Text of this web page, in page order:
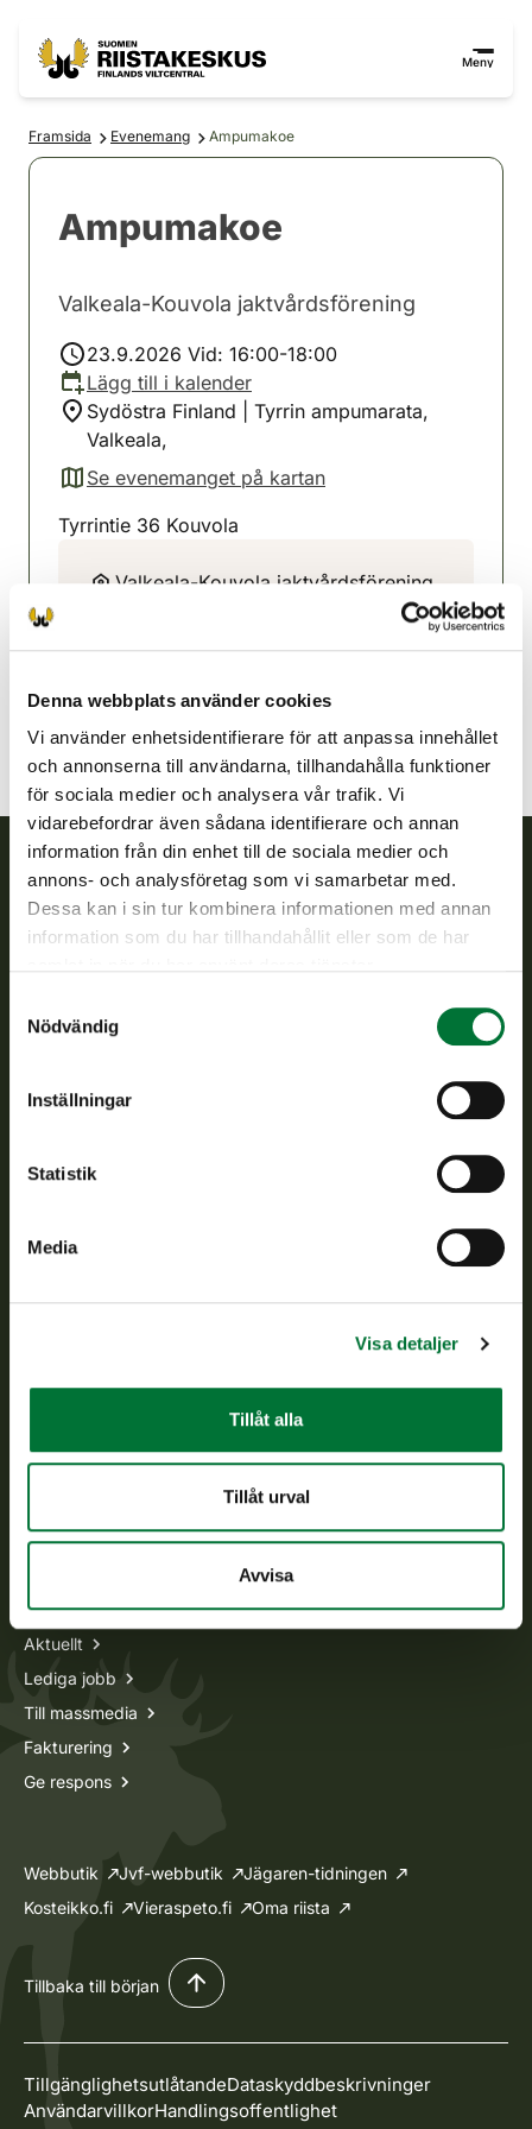
Denna webbplats använder cookies
Vi använder enhetsidentifierare för att anpassa innehållet
och annonserna till användarna, tillhandahålla funktioner
för sociala medier och analysera vår trafik. Vi
vidarebefordrar även sådana identifierare och annan
information från din enhet till de sociala medier och
annons- och analysföretag som vi samarbetar med.
Dessa kan i sin tur kombinera informationen med annan
information som du har tillhandahållit eller som de har
Nödvändig
Inställningar
Statistik
Media
Visa detaljer
Tillåt alla
Tillåt urval
Avvisa
Meny
Framsida Evenemang Ampumakoe
Ampumakoe
Valkeala-Kouvola jaktvårdsförening
23.9.2026 Vid: 16:00-18:00
Lägg till i kalender
Sydöstra Finland | Tyrrin ampumarata,
Valkeala,
Se evenemanget på kartan
(avautuu uuteen välilehteen)
Tyrrintie 36 Kouvola
Valkeala-Kouvola jaktvårdsförening
Finlands viltcentral
verkställs och svarar för de offentliga förvaltningsuppgifter
som föreskrivs.
asiakaspalvelu@riista.fi
Ofta ställda frågor
Jaktkort
Information om oss
Aktuellt
Lediga jobb
Till massmedia
Fakturering
Ge respons
Webbutik Jvf-webbutik
Jägaren-tidningen
Kosteikko.fi
Vieraspeto.fi Oma riista
Tillbaka till början
TillgänglighetsutlåtandeDataskyddbeskrivninger
AnvändarvillkorHandlingsoffentlighet